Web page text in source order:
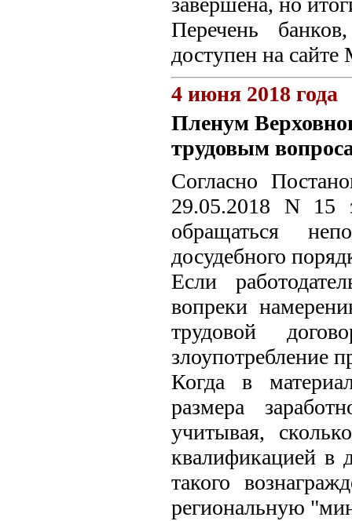
Перечень
доступен на
4 июня 2018 года
Пленум
трудовым
Согласно
29.05.2018 N 15
обращаться
досудебного
Если
вопреки
трудовой
злоупотребление
Когда в
размера
учитывая,
квалификацией в
такого
региональную